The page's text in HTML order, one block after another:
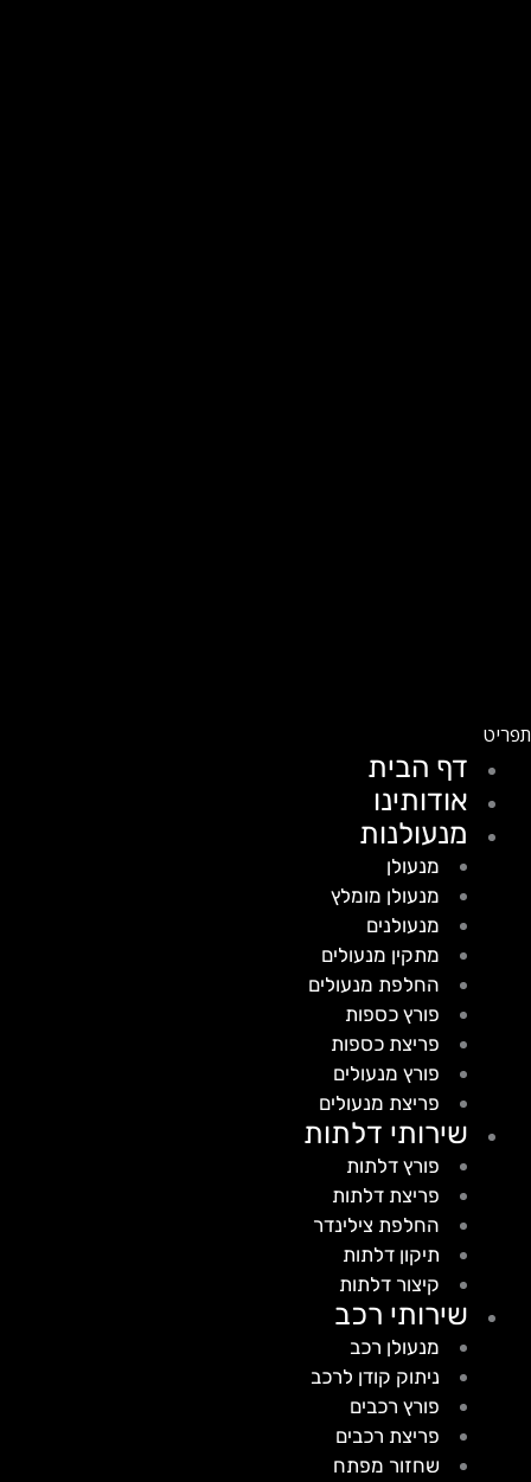
דף הבית
אודותינו
מנעולנות
מנעולן
מנעולן מומלץ
מנעולנים
מתקין מנעולים
החלפת מנעולים
פורץ כספות
פריצת כספות
פורץ מנעולים
פריצת מנעולים
שירותי דלתות
פורץ דלתות
פריצת דלתות
החלפת צילינדר
תיקון דלתות
קיצור דלתות
שירותי רכב
מנעולן רכב
ניתוק קודן לרכב
פורץ רכבים
פריצת רכבים
שחזור מפתח